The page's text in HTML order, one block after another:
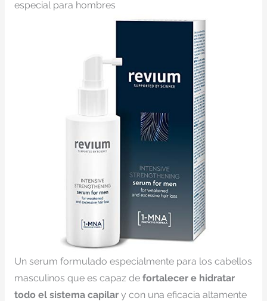
especial para hombres
Un serum formulado especialmente para los cabellos
masculinos que es capaz de fortalecer e hidratar
todo el sistema capilary con una eficacia altamente